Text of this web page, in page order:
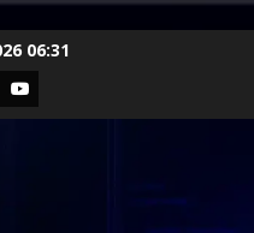
06:31
Youtube